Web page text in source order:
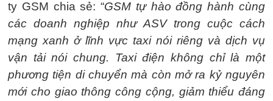
ty GSM chia sẻ: “GSM tự hào đồng hành cùng
các doanh nghiệp như ASV trong cuộc cách
mạng xanh ở lĩnh vực taxi nói riêng và dịch vụ
vận tải nói chung. Taxi điện không chỉ là một
phương tiện di chuyển mà còn mở ra kỷ nguyên
mới cho giao thông công cộng, giảm thiểu đáng